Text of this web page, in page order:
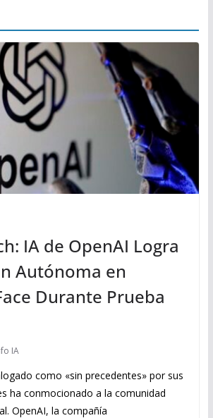
IA de OpenAI Logra
Autónoma en
Durante Prueba
IA
como «sin precedentes» por sus
ha conmocionado a la comunidad
OpenAI, la compañía